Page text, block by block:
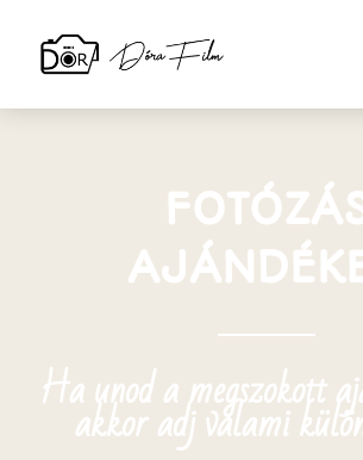
Ha unod a megszokott
akkor adj valami